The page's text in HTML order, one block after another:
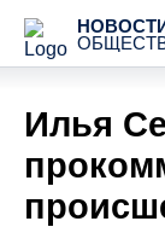
Илья